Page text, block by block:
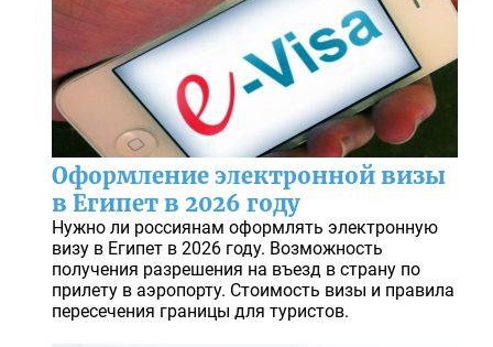
Оформление электронной визы
в Египет в 2026 году
Нужно ли россиянам оформлять электронную
визу в Египет в 2026 году. Возможность
получения разрешения на въезд в страну по
прилету в аэропорту. Стоимость визы и правила
пересечения границы для туристов.